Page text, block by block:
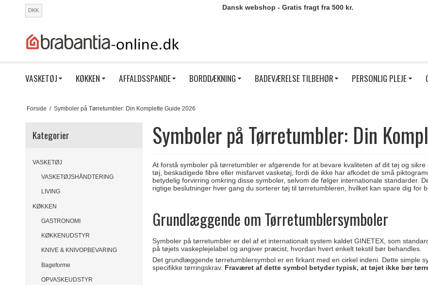
DKK Dansk webshop - Gratis fragt fra 500 kr.
VASKETØJ KØKKEN AFFALDSSPANDE BORDDÆKNING BADEVÆRELSE TILBEHØR PERSONLIG PLEJE
Forside / Symboler på Tørretumbler: Din Komplette Guide 2026
Kategorier
VASKETØJ
VASKETØJSHÅNDTERING
LIVING
KØKKEN
GASTRONOMI
KØKKENUDSTYR
KNIVE & KNIVOPBEVARING
Bageforme
OPVASKEUDSTYR
Symboler på Tørretumbler: Din
At forstå symboler på tørretumbler er afgørende for at bevare kvaliteten af dit tøj og
tøj, beskadigede fibre eller misfarvet vasketøj, fordi de ikke har afkodet de små
betydelig forvirring omkring disse symboler, selvom de følger internationale standarder.
rigtige beslutninger hver gang du sorterer tøj til tørretumbleren, hvilket kan spare dig for
Grundlæggende om Tørretumblersymboler
Symboler på tørretumbler er del af et internationalt system kaldet GINETEX, som
på tøjets vaskeplejelabel og angiver præcist, hvordan hvert enkelt tekstil bør behandles.
Det grundlæggende tørretumblersymbol er en firkant med en cirkel indeni. Dette simple
specifikke tørringskrav. Fraværet af dette symbol betyder typisk, at tøjet ikke bør